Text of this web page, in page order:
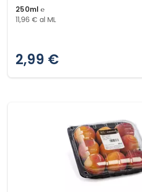
250ml ℮
11,96 € al ML
2,99 €